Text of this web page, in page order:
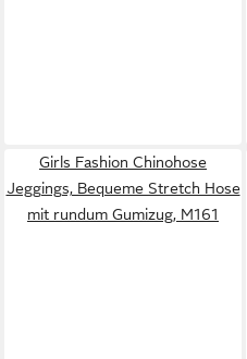
Girls Fashion Chinohose
Jeggings, Bequeme Stretch Hose
mit rundum Gumizug, M161